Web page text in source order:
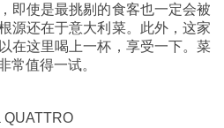
即使是最挑剔的食客也一定会被
源还在于意大利菜。此外，这家
在这里喝上一杯，享受一下。菜
常值得一试。
QUATTRO